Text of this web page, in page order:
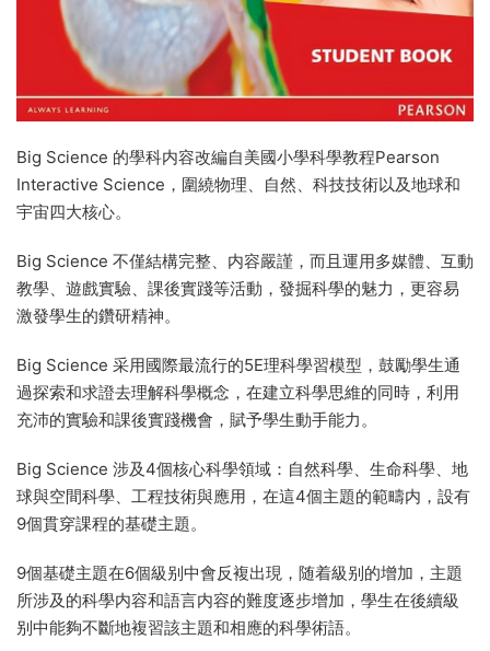
Big Science 的學科内容改編自美國小學科學教程Pearson
Interactive Science，圍繞物理、自然、科技技術以及地球和
宇宙四大核心。
Big Science 不僅結構完整、内容嚴謹，而且運用多媒體、互動
教學、遊戲實驗、課後實踐等活動，發掘科學的魅力，更容易
激發學生的鑽研精神。
Big Science 采用國際最流行的5E理科學習模型，鼓勵學生通
過探索和求證去理解科學概念，在建立科學思維的同時，利用
充沛的實驗和課後實踐機會，賦予學生動手能力。
Big Science 涉及4個核心科學領域：自然科學、生命科學、地
球與空間科學、工程技術與應用，在這4個主題的範疇内，設有
9個貫穿課程的基礎主題。
9個基礎主題在6個級别中會反複出現，随着級别的增加，主題
所涉及的科學内容和語言内容的難度逐步增加，學生在後續級
别中能夠不斷地複習該主題和相應的科學術語。